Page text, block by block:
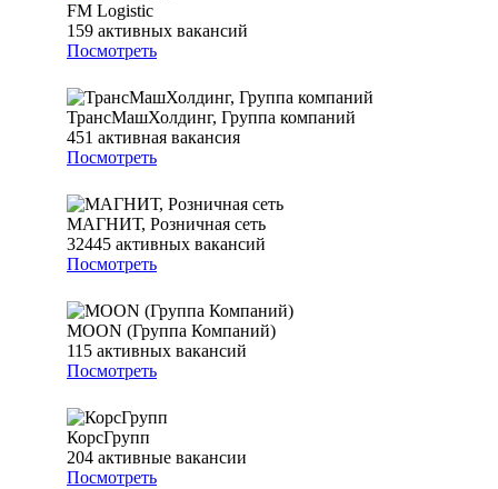
FM Logistic
159 активных вакансий
Посмотреть
ТрансМашХолдинг, Группа компаний
451 активная вакансия
Посмотреть
МАГНИТ, Розничная сеть
32445 активных вакансий
Посмотреть
MOON (Группа Компаний)
115 активных вакансий
Посмотреть
КорсГрупп
204 активные вакансии
Посмотреть